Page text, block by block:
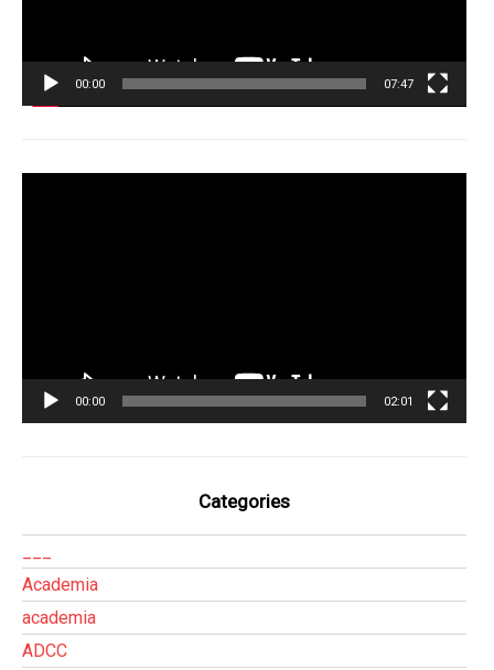
00:00 07:47
00:00 02:01
Categories
Academia
academia
ADCC